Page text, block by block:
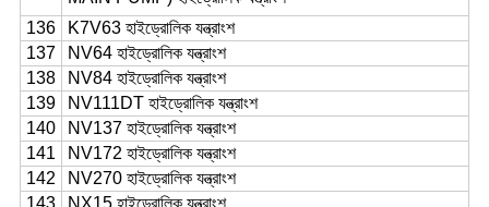
136
K7V63 হাইড্রোলিক যন্ত্রাংশ
137
NV64 হাইড্রোলিক যন্ত্রাংশ
138
NV84 হাইড্রোলিক যন্ত্রাংশ
139
NV111DT হাইড্রোলিক যন্ত্রাংশ
140
NV137 হাইড্রোলিক যন্ত্রাংশ
141
NV172 হাইড্রোলিক যন্ত্রাংশ
142
NV270 হাইড্রোলিক যন্ত্রাংশ
143
NX15 হাইড্রোলিক যন্ত্রাংশ